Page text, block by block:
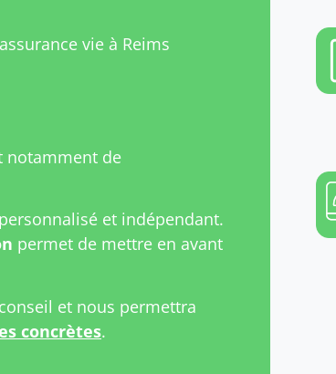
vie à Reims
notamment de
et indépendant.
permet de mettre en avant
et nous permettra
concrètes.